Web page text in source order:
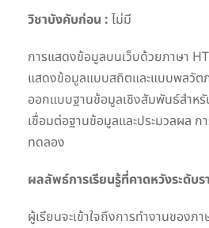
วิชาบังคับก่อน : ไม่มี
การแสดงข้อมูลบนเว็บด้วยภาษา
แสดงข้อมูลแบบสถิตและแบบพลวัต
ออกแบบฐานข้อมูลเชิงสัมพันธ์สำห
เชื่อมต่อฐานข้อมูลและประมวลผล ก
ทดลอง
ผลลัพธ์การเรียนรู้ที่คาดหวังระดับร
ผู้เรียนจะเข้าใจถึงการทำงานของภ